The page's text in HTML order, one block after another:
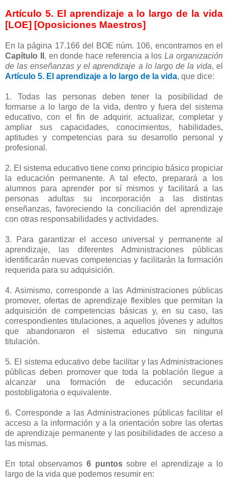
Artículo 5. El aprendizaje a lo largo de la vida
[LOE] [Oposiciones Maestros]
En la página 17.166 del BOE núm. 106, encontramos en el
Capítulo II , en donde hace referencia a losLa organización
de las enseñanzas y el aprendizaje a lo largo de la vida, el
Artículo 5. El aprendizaje a lo largo de la vida, que dice:
1. Todas las personas deben tener la posibilidad de
formarse a lo largo de la vida, dentro y fuera del sistema
educativo, con el fin de adquirir, actualizar, completar y
ampliar sus capacidades, conocimientos, habilidades,
aptitudes y competencias para su desarrollo personal y
profesional.
2. El sistema educativo tiene como principio básico propiciar
la educación permanente. A tal efecto, preparará a los
alumnos para aprender por sí mismos y facilitará a las
personas adultas su incorporación a las distintas
enseñanzas, favoreciendo la conciliación del aprendizaje
con otras responsabilidades y actividades.
3. Para garantizar el acceso universal y permanente al
aprendizaje, las diferentes Administraciones públicas
identificarán nuevas competencias y facilitarán la formación
requerida para su adquisición.
4. Asimismo, corresponde a las Administraciones públicas
promover, ofertas de aprendizaje flexibles que permitan la
adquisición de competencias básicas y, en su caso, las
correspondientes titulaciones, a aquellos jóvenes y adultos
que abandonaron el sistema educativo sin ninguna
titulación.
5. El sistema educativo debe facilitar y las Administraciones
públicas deben promover que toda la población llegue a
alcanzar una formación de educación secundaria
postobligatoria o equivalente.
6. Corresponde a las Administraciones públicas facilitar el
acceso a la información y a la orientación sobre las ofertas
de aprendizaje permanente y las posibilidades de acceso a
las mismas.
En total observamos 6 puntossobre el aprendizaje a lo
largo de la vida que podemos resumir en: